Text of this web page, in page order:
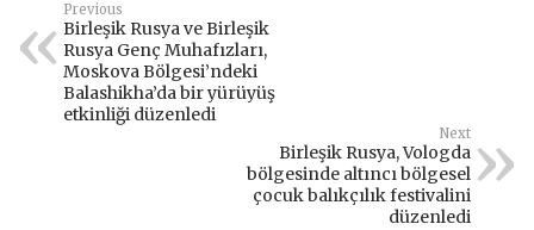
Previous
Birleşik Rusya ve Birleşik
Rusya Genç Muhafızları,
Moskova Bölgesi’ndeki
Balashikha’da bir yürüyüş
etkinliği düzenledi
Next
Birleşik Rusya, Vologda
bölgesinde altıncı bölgesel
çocuk balıkçılık festivalini
düzenledi